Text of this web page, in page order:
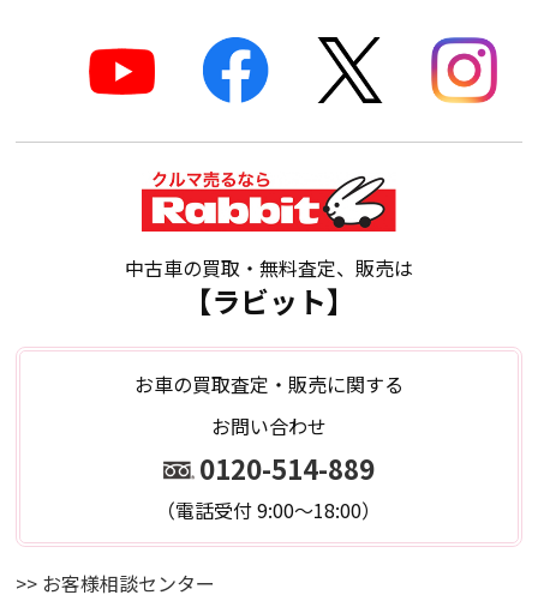
中古車の買取・無料査定、販売は
【ラビット】
お車の買取査定・販売に関する
お問い合わせ
0120-514-889
（電話受付 9:00～18:00）
>> お客様相談センター